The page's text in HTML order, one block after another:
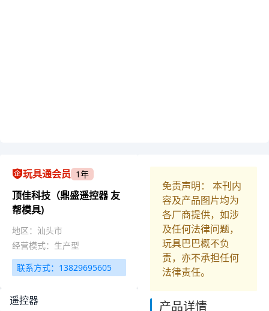
玩具通会员 1年
顶佳科技（鼎盛遥控器 友
帮模具)
地区：汕头市
经营模式：生产型
联系方式：13829695605
遥控器
免责声明： 本刊内
容及产品图片均为
各厂商提供，如涉
及任何法律问题，
玩具巴巴概不负
责，亦不承担任何
法律责任。
产品详情